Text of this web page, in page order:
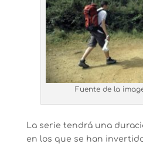
Fuente de la
La serie tendrá una
en los que se han